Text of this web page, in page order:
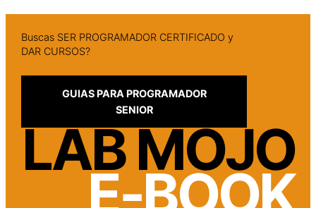
Buscas SER PROGRAMADOR CERTIFICADO y
DAR CURSOS?
GUIAS PARA PROGRAMADOR
SENIOR
LAB MOJO
E-BOOK